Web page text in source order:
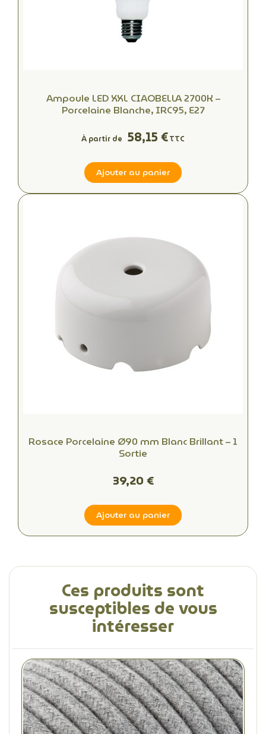
Ampoule LED XXL CIAOBELLA 2700K –
Porcelaine Blanche, IRC95, E27
À partir de 58,15 €TTC
Ajouter au panier
Rosace Porcelaine Ø90 mm Blanc Brillant – 1
Sortie
39,20 €
Ajouter au panier
Ces produits sont
susceptibles de vous
intéresser